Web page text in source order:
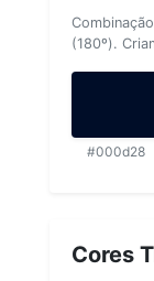
(180º).
#000d28
Cores